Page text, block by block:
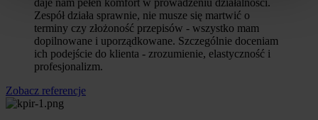
Zespół działa sprawnie, nie musze się martwić o
terminy czy złożoność przepisów - wszystko mam
dopilnowane i uporządkowane. Szczególnie doceniam
ich podejście do klienta - zrozumienie, elastyczność i
profesjonalizm.
Zobacz referencje